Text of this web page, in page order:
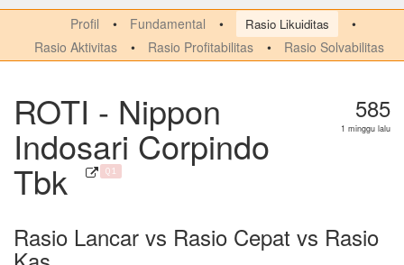
Profil Fundamental Rasio Likuiditas
Rasio Aktivitas Rasio Profitabilitas Rasio Solvabilitas
ROTI - Nippon
Indosari Corpindo
Tbk Q1
585
1 minggu lalu
Rasio Lancar vs Rasio Cepat vs Rasio